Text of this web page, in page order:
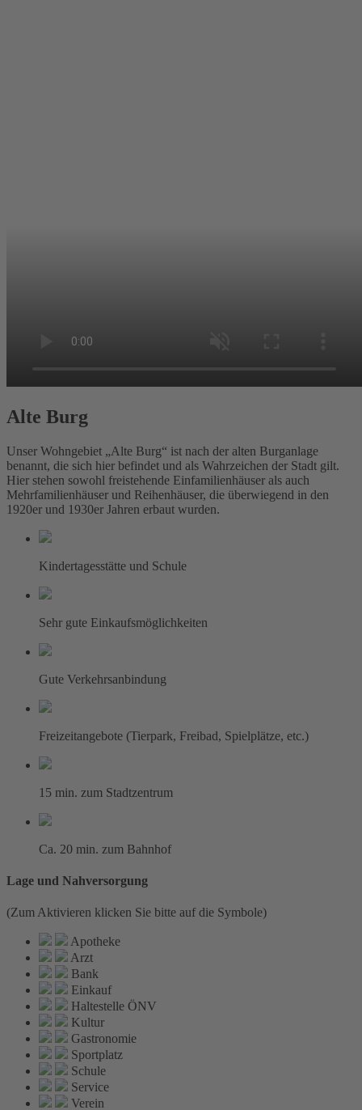
Alte Burg
Unser Wohngebiet „Alte Burg“ ist nach der alten Burganlage
benannt, die sich hier befindet und als Wahrzeichen der Stadt gilt.
Hier stehen sowohl freistehende Einfamilienhäuser als auch
Mehrfamilienhäuser und Reihenhäuser, die überwiegend in den
1920er und 1930er Jahren erbaut wurden.
Kindertagesstätte und Schule
Sehr gute Einkaufsmöglichkeiten
Gute Verkehrsanbindung
Freizeitangebote (Tierpark, Freibad, Spielplätze, etc.)
15 min. zum Stadtzentrum
Ca. 20 min. zum Bahnhof
Lage und Nahversorgung
(Zum Aktivieren klicken Sie bitte auf die Symbole)
Apotheke
Arzt
Bank
Einkauf
Haltestelle ÖNV
Kultur
Gastronomie
Sportplatz
Schule
Service
Verein